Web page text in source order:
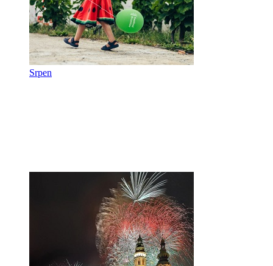
Srpen